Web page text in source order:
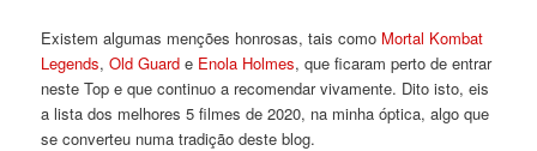
Existem algumas menções honrosas, tais como Mortal Kombat
Legends,Old Guard e Enola Holmes, que ficaram perto de entrar
neste Top e que continuo a recomendar vivamente. Dito isto, eis
a lista dos melhores 5 filmes de 2020, na minha óptica, algo que
se converteu numa tradição deste blog.